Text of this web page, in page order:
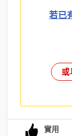
若已
實用